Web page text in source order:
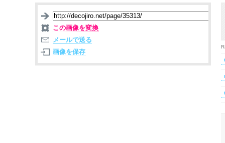
この画像を変換
メールで送る
画像を保存